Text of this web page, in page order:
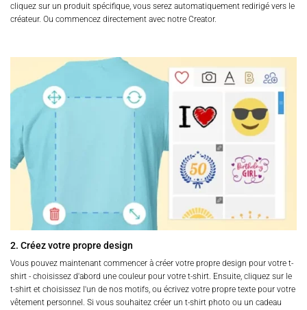
cliquez sur un produit spécifique, vous serez automatiquement redirigé vers le
créateur. Ou commencez directement avec notre Creator.
2. Créez votre propre design
Vous pouvez maintenant commencer à créer votre propre design pour votre t-
shirt - choisissez d'abord une couleur pour votre t-shirt. Ensuite, cliquez sur le
t-shirt et choisissez l'un de nos motifs, ou écrivez votre propre texte pour votre
vêtement personnel. Si vous souhaitez créer un t-shirt photo ou un cadeau